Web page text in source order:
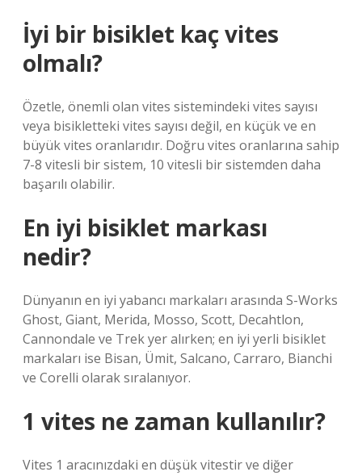
İyi bir bisiklet kaç vites
olmalı?
Özetle, önemli olan vites sistemindeki vites sayısı
veya bisikletteki vites sayısı değil, en küçük ve en
büyük vites oranlarıdır. Doğru vites oranlarına sahip
7-8 vitesli bir sistem, 10 vitesli bir sistemden daha
başarılı olabilir.
En iyi bisiklet markası
nedir?
Dünyanın en iyi yabancı markaları arasında S-Works
Ghost, Giant, Merida, Mosso, Scott, Decahtlon,
Cannondale ve Trek yer alırken; en iyi yerli bisiklet
markaları ise Bisan, Ümit, Salcano, Carraro, Bianchi
ve Corelli olarak sıralanıyor.
1 vites ne zaman kullanılır?
Vites 1 aracınızdaki en düşük vitestir ve diğer